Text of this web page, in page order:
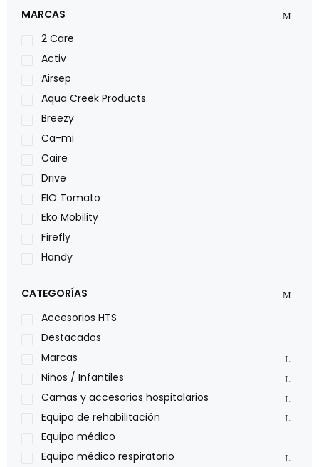
MARCAS
2 Care
Activ
Airsep
Aqua Creek Products
Breezy
Ca-mi
Caire
Drive
EIO Tomato
Eko Mobility
Firefly
Handy
Leggero
Lumex
Medical Store
Nidek
Oxiplus
Philips
Pride
Roho
Sillas de ruedas Everest Jennings
CATEGORÍAS
Accesorios HTS
Destacados
Marcas
Niños / Infantiles
Camas y accesorios hospitalarios
Equipo de rehabilitación
Equipo médico
Equipo médico respiratorio